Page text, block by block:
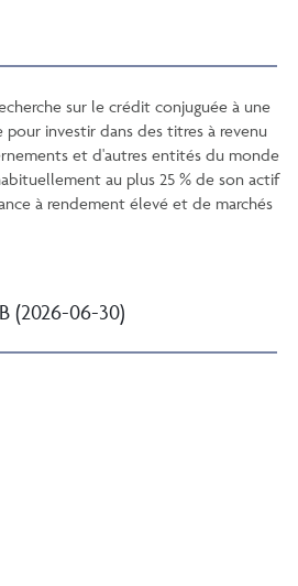
sur le crédit conjuguée à une
pour investir dans des titres à revenu
et d'autres entités du monde
au plus 25 % de son actif
à rendement élevé et de marchés
(2026-06-30)